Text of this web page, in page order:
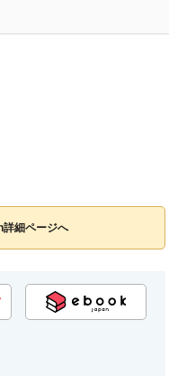
細ページへ